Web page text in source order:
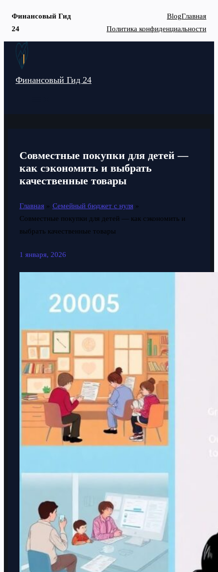
Финансовый Гид
24
BlogГлавная
Политика конфиденциальности
Перейти
Финансовый Гид 24
Совместные покупки для детей —
как сэкономить и выбрать
качественные товары
Главная
Семейный бюджет с нуля
Совместные покупки для детей — как сэкономить и
выбрать качественные товары
1 января, 2026